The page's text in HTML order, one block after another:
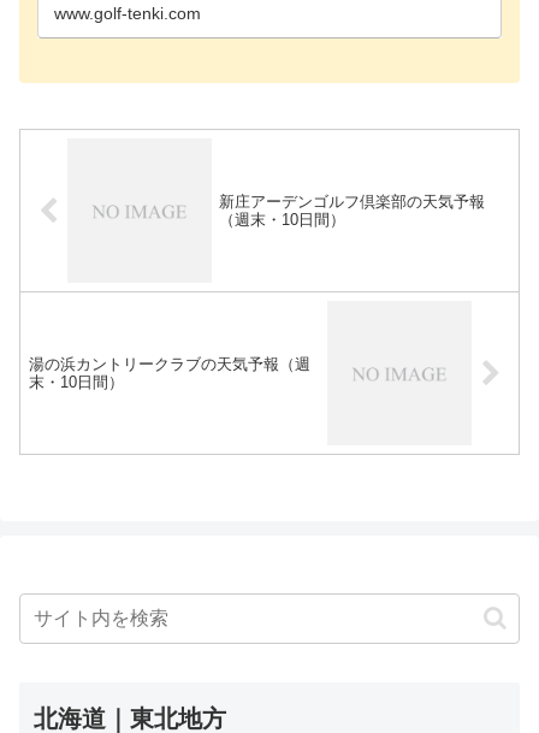
www.golf-tenki.com
新庄アーデンゴルフ倶楽部の天気予報
（週末・10日間）
湯の浜カントリークラブの天気予報（週
末・10日間）
北海道｜東北地方